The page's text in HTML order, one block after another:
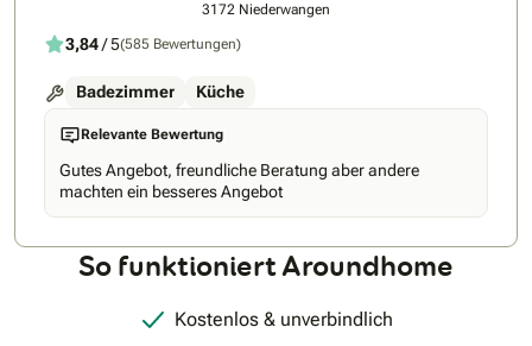
3172 Niederwangen
3,84/ 5(585 Bewertungen)
Badezimmer Küche
Relevante Bewertung
Gutes Angebot, freundliche Beratung aber andere
machten ein besseres Angebot
So funktioniert Aroundhome
Kostenlos & unverbindlich